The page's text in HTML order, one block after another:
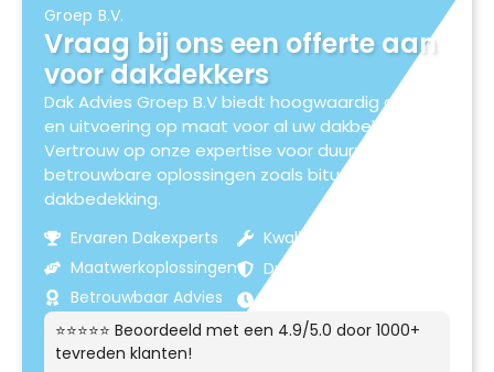
Groep B.V.
Vraag bij ons een offerte aan
voor dakdekkers
Dak Advies Groep B.V biedt hoogwaardig advies
en uitvoering op maat voor al uw dakbehoeften.
Vertrouw op onze expertise voor duurzame en
betrouwbare oplossingen zoals bitumen
dakbedekking.
Ervaren Dakexperts
Maatwerkoplossingen
Betrouwbaar Advies
Kwaliteitsmaterialen
Duurzame Resultaten
⭐⭐⭐⭐⭐ Beoordeeld met een 4.9/5.0 door 1000+
tevreden klanten!